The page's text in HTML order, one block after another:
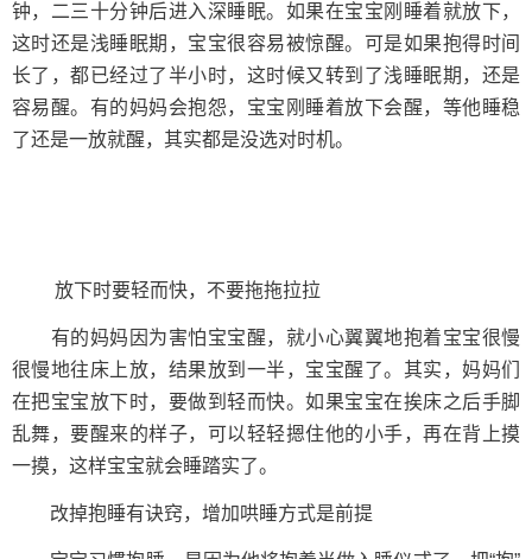
钟，二三十分钟后进入深睡眠。如果在宝宝刚睡着就放下，
这时还是浅睡眠期，宝宝很容易被惊醒。可是如果抱得时间
长了，都已经过了半小时，这时候又转到了浅睡眠期，还是
容易醒。有的妈妈会抱怨，宝宝刚睡着放下会醒，等他睡稳
了还是一放就醒，其实都是没选对时机。
放下时要轻而快，不要拖拖拉拉
有的妈妈因为害怕宝宝醒，就小心翼翼地抱着宝宝很慢
很慢地往床上放，结果放到一半，宝宝醒了。其实，妈妈们
在把宝宝放下时，要做到轻而快。如果宝宝在挨床之后手脚
乱舞，要醒来的样子，可以轻轻摁住他的小手，再在背上摸
一摸，这样宝宝就会睡踏实了。
改掉抱睡有诀窍，增加哄睡方式是前提